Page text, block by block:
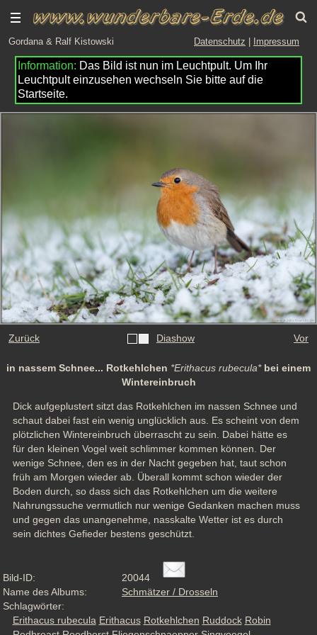
Gordana & Ralf Kistowski Datenschutz Impressum
Das Bild ist nun im Leuchtpult. Um Ihr
Leuchtpult einzusehen wechseln Sie bitte auf die
Startseite.
Zurück Diashow Vor
in nassem Schnee... Rotkehlchen *Erithacus rubecula*bei einem
Wintereinbruch
Dick aufgeplustert sitzt das Rotkehlchen im nassen Schnee und
schaut dabei fast ein wenig unglücklich aus. Es scheint von dem
plötzlichen Wintereinbruch überrascht zu sein. Dabei hätte es
für den kleinen Vogel weit schlimmer kommen können. Der
wenige Schnee, den es in der Nacht gegeben hat, taut schon
früh am Morgen wieder ab. Überall kommt schon wieder der
Boden durch, so dass sich das Rotkehlchen um die weitere
Nahrungssuche vermutlich nur wenige Gedanken machen muss
und gegen das unangenehme, nasskalte Wetter ist es durch
sein dichtes Gefieder bestens geschützt.
Bild-ID:
20044
Name des Albums:
Schmätzer / Drosseln
Schlagwörter:
Erithacus rubecula Erithacus Rotkehlchen Ruddock Robin